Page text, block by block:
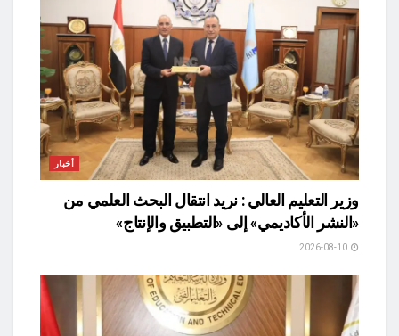
أخبار
وزير التعليم العالي : نريد انتقال البحث العلمي من
«النشر الأكاديمي» إلى «التطبيق والإنتاج»